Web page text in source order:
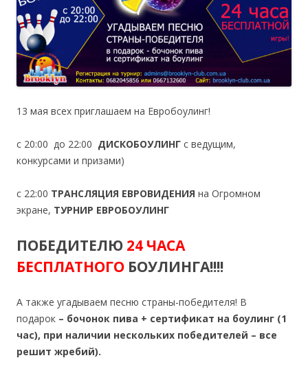
13 мая всех приглашаем на Евробоулинг!
с 20:00 до 22:00 ДИСКОБОУЛИНГ с ведущим,
конкурсами и призами)
с 22:00 ТРАНСЛЯЦИЯ ЕВРОВИДЕНИЯ на Огромном
экране, ТУРНИР ЕВРОБОУЛИНГ
ПОБЕДИТЕЛЮ 24 ЧАСА
БЕСПЛАТНОГО БОУЛИНГА!!!!
А также угадываем песню страны-победителя! В
подарок – бочонок пива + сертификат на боулинг (1
час), при наличии нескольких победителей – все
решит жребий).